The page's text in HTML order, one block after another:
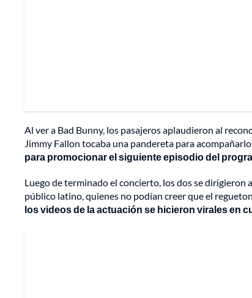
Al ver a Bad Bunny, los pasajeros aplaudieron al
Jimmy Fallon tocaba una pandereta para
para promocionar el siguiente episodio del
Luego de terminado el concierto, los dos se
público latino, quienes no podían creer que el
los videos de la actuación se hicieron virales en